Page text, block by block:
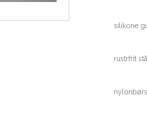
silikone
rustrfrit stål